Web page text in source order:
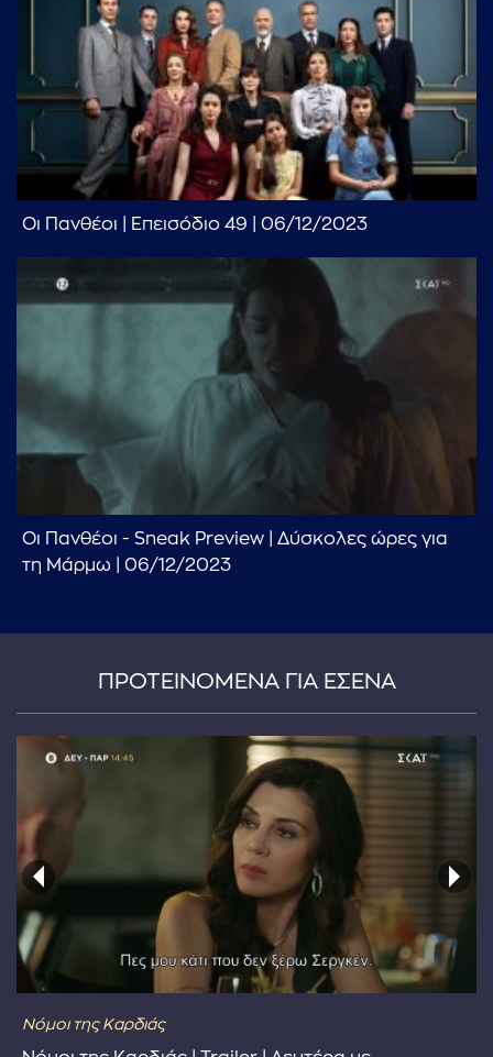
...πληκτρολογήστε κείμενο προς αναζήτηση
Οι Πανθέοι | Επεισόδιο 49 | 06/12/2023
Οι Πανθέοι - Sneak Preview | Δύσκολες ώρες για
τη Μάρμω | 06/12/2023
ΠΡΟΤΕΙΝΟΜΕΝΑ ΓΙΑ ΕΣΕΝΑ
Νόμοι της Καρδιάς